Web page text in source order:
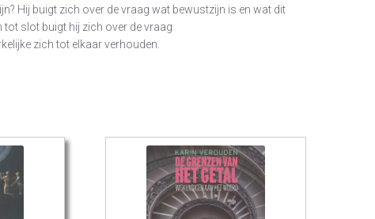
Hij buigt zich over de vraag wat bewustzijn is en wat dit
tot slot buigt hij zich over de vraag
zich tot elkaar verhouden.